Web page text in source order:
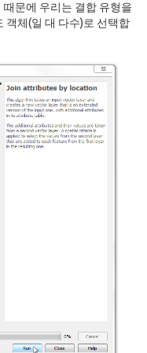
문에 우리는 결합 유형을
객체(일 대 다수)로 선택합